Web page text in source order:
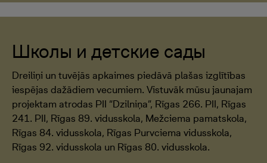
Школы и детские сады
Dreiliņi un tuvējās apkaimes piedāvā plašas izglītības
iespējas dažādiem vecumiem. Vistuvāk mūsu jaunajam
projektam atrodas PII “Dzilniņa”, Rīgas 266. PII, Rīgas
241. PII, Rīgas 89. vidusskola, Mežciema pamatskola,
Rīgas 84. vidusskola, Rīgas Purvciema vidusskola,
Rīgas 92. vidusskola un Rīgas 80. vidusskola.